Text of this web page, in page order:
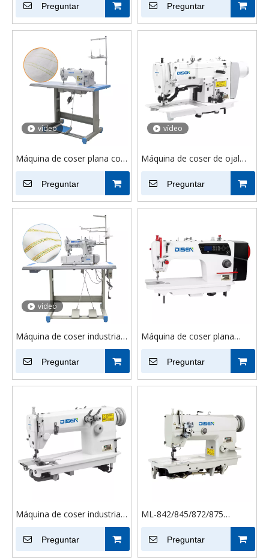
accionamiento directo por
computadora DS-373D para
chaquetas
Preguntar
para sobrebordado de Jack
de manga de toalla
Preguntar
vídeo
Máquina de coser plana con
pespunte por computadora
de accionamiento directo
DSC-8800 | Equipos de
costura industriales
Preguntar
vídeo
Máquina de coser de ojal
Industrial de alta velocidad
DS-781D para camisetas,
ropa deportiva, máquina de
ojal recto
Preguntar
vídeo
Máquina de coser industrial
de alta velocidad DS-500D
Máquina de coser
entrelazada de tela de
puntada de 5 hilos
Preguntar
Máquina de coser plana
integrada por computadora
M5
Preguntar
Máquina de coser industrial
de puntada de cadena de
alta velocidad ML-
3800/3800D
Preguntar
ML-842/845/872/875
máquina de coser de cuero
para máquina de coser
Industrial de doble aguja
Preguntar